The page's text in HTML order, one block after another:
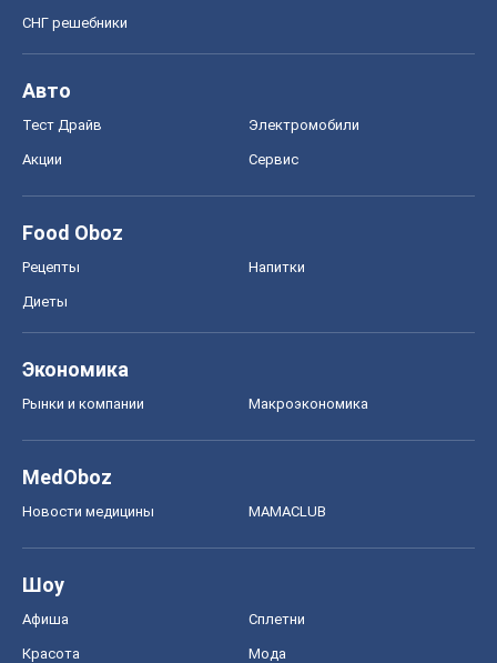
СНГ решебники
Авто
Тест Драйв Электромобили
Акции Сервис
Food Oboz
Рецепты Напитки
Диеты
Экономика
Рынки и компании Mакроэкономика
MedOboz
Новости медицины MAMACLUB
Шоу
Афиша Сплетни
Красота Мода